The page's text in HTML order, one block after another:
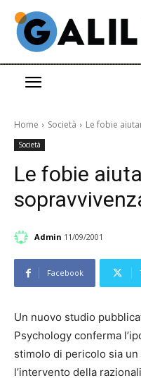
Home Società Le fobie
Società
Le fobie
Admin 11/09/2001
Facebook
Un nuovo studio
Psychology conferma
stimolo di pericolo sia
l’intervento della